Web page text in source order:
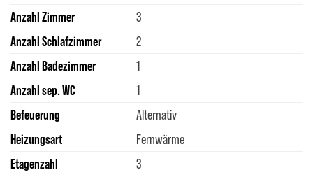
Anzahl Zimmer
3
Anzahl Schlafzimmer
2
Anzahl Badezimmer
1
Anzahl sep. WC
1
Befeuerung
Alternativ
Heizungsart
Fernwärme
Etagenzahl
3